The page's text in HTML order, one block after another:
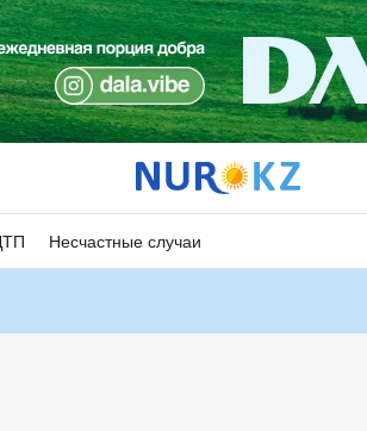
Несчастные случаи